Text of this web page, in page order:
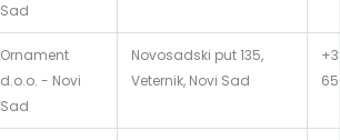
Sad
Ornament
d.o.o. - Novi
Sad
Novosadski put 135,
Veternik, Novi Sad